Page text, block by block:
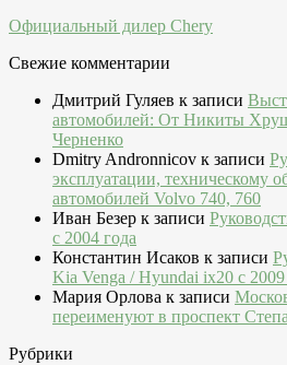
Официальный дилер Chery
Свежие комментарии
Дмитрий Гуляев к записи
автомобилей: От Никиты
Черненко
Dmitry Andronnicov к записи
эксплуатации, техническому
автомобилей Volvo 740, 760
Иван Безер к записи
c 2004 года
Константин Исаков к записи
Kia Venga / Hyundai ix20 c 2009
Мария Орлова к записи
переименуют в проспект
Рубрики